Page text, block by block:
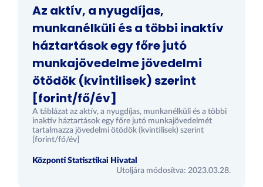
Az aktív, a nyugdíjas,
munkanélküli és a többi inaktív
háztartások egy főre jutó
munkajövedelme jövedelmi
ötödök (kvintilisek) szerint
[forint/fő/év]
A táblázat az aktív, a nyugdíjas, munkanélküli és a többi
inaktív háztartások egy főre jutó munkajövedelmét
tartalmazza jövedelmi ötödök (kvintilisek) szerint
[forint/fő/év]
Központi Statisztikai Hivatal
Utoljára módosítva: 2023.03.28.